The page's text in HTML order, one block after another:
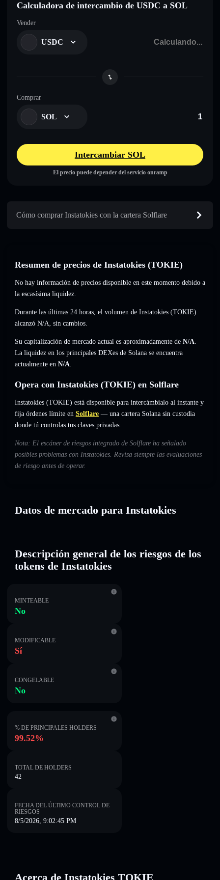
Calculadora de intercambio de USDC a SOL
Vender
USDC
Comprar
SOL
Intercambiar SOL
El precio puede depender del servicio onramp
Cómo comprar Instatokies con la cartera Solflare
Resumen de precios de Instatokies (TOKIE)
No hay información de precios disponible en este momento debido a
la escasísima liquidez.
Durante las últimas 24 horas, el volumen de Instatokies (TOKIE)
alcanzó N/A, sin cambios.
Su capitalización de mercado actual es aproximadamente de N/A.
La liquidez en los principales DEXes de Solana se encuentra
actualmente en N/A.
Opera con Instatokies (TOKIE) en Solflare
Instatokies (TOKIE) está disponible para intercámbialo al instante y
fija órdenes límite en Solflare — una cartera Solana sin custodia
donde tú controlas tus claves privadas.
Nota: El escáner de riesgos integrado de Solflare ha señalado
posibles problemas con Instatokies. Revisa siempre las evaluaciones
de riesgo antes de operar.
Datos de mercado para Instatokies
Descripción general de los riesgos de los
tokens de Instatokies
MINTEABLE
No
MODIFICABLE
Sí
CONGELABLE
No
% DE PRINCIPALES HOLDERS
99.52%
TOTAL DE HOLDERS
42
FECHA DEL ÚLTIMO CONTROL DE
RIESGOS
8/5/2026, 9:02:45 PM
Acerca de Instatokies TOKIE